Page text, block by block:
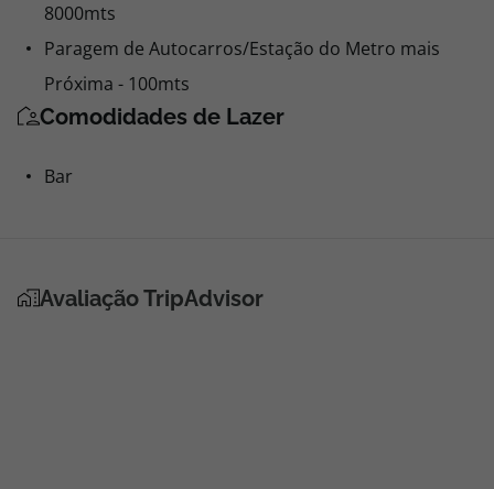
8000mts
Paragem de Autocarros/Estação do Metro mais
Próxima - 100mts
Comodidades de Lazer
Bar
Avaliação TripAdvisor